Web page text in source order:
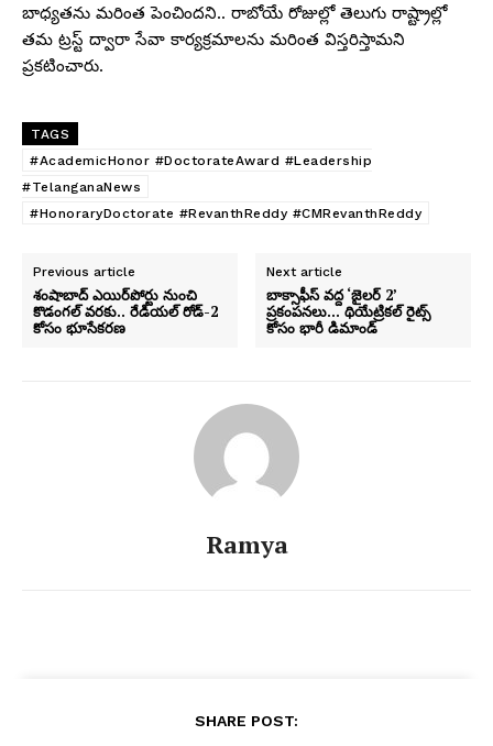
బాధ్యతను మరింత పెంచిందని.. రాబోయే రోజుల్లో తెలుగు రాష్ట్రాల్లో
తమ ట్రస్ట్ ద్వారా సేవా కార్యక్రమాలను మరింత విస్తరిస్తామని
ప్రకటించారు.
TAGS
#AcademicHonor #DoctorateAward #Leadership
#TelanganaNews
#HonoraryDoctorate #RevanthReddy #CMRevanthReddy
Previous article
శంషాబాద్ ఎయిర్‌పోర్టు నుంచి
కొడంగల్ వరకు.. రేడియల్ రోడ్-2
కోసం భూసేకరణ
Next article
బాక్సాఫీస్ వద్ద ‘జైలర్ 2’
ప్రకంపనలు… థియేట్రికల్ రైట్స్
కోసం భారీ డిమాండ్
Ramya
SHARE POST: